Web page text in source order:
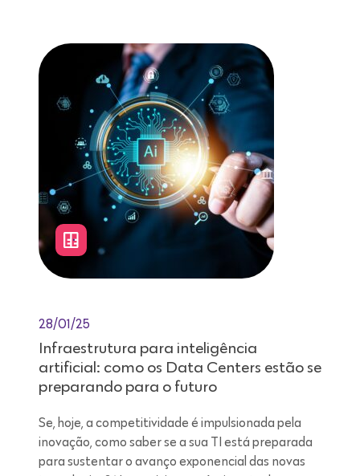
28/01/25
Infraestrutura para inteligência
artificial: como os Data Centers estão se
preparando para o futuro
Se, hoje, a competitividade é impulsionada pela
inovação, como saber se a sua TI está preparada
para sustentar o avanço exponencial das novas